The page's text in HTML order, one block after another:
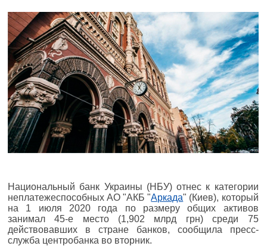
Национальный банк Украины (НБУ) отнес к категории
неплатежеспособных АО "АКБ "Аркада" (Киев), который
на 1 июля 2020 года по размеру общих активов
занимал 45-е место (1,902 млрд грн) среди 75
действовавших в стране банков, сообщила пресс-
служба центробанка во вторник.